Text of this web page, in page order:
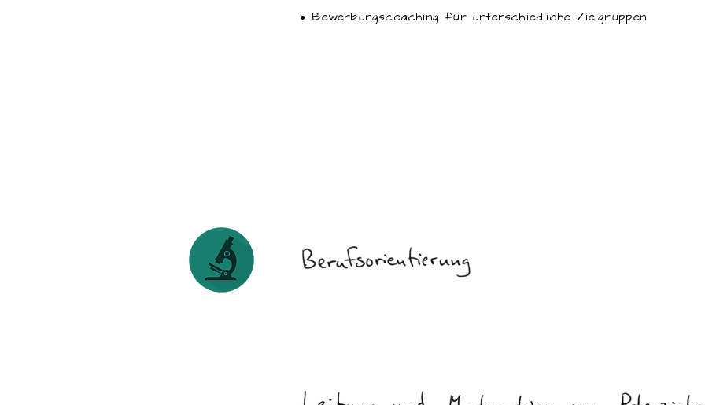
● Bewerbungscoaching für unterschiedliche Zielgruppen